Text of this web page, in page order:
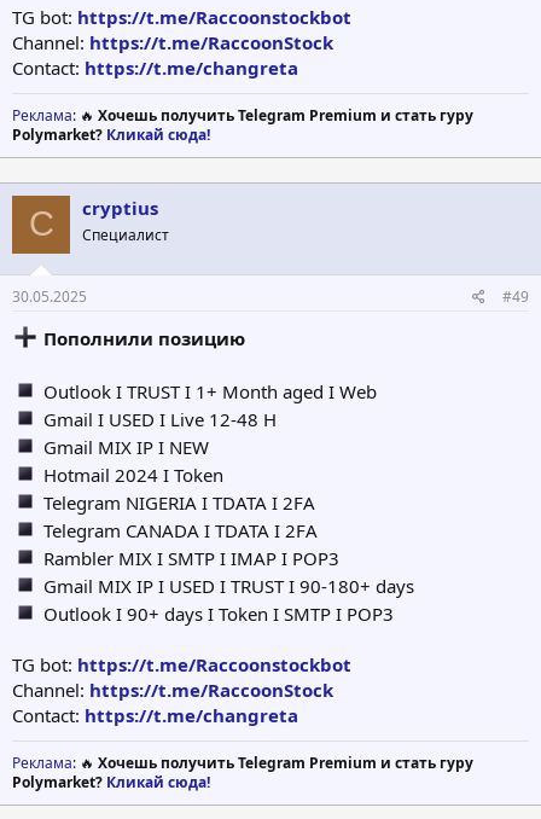
TG bot: https://t.me/Raccoonstockbot
Channel: https://t.me/RaccoonStock
Contact: https://t.me/changreta
Реклама: 🔥 Хочешь получить Telegram Premium и стать гуру
Polymarket? Кликай сюда!
C cryptius
Специалист
30.05.2025 #49
Пополнили позицию
Outlook I TRUST I 1+ Month aged I Web
Gmail I USED I Live 12-48 H
Gmail MIX IP I NEW
Hotmail 2024 I Token
Telegram NIGERIA I TDATA I 2FA
Telegram CANADA I TDATA I 2FA
Rambler MIX I SMTP I IMAP I POP3
Gmail MIX IP I USED I TRUST I 90-180+ days
Outlook I 90+ days I Token I SMTP I POP3
TG bot: https://t.me/Raccoonstockbot
Channel: https://t.me/RaccoonStock
Contact: https://t.me/changreta
Реклама: 🔥 Хочешь получить Telegram Premium и стать гуру
Polymarket? Кликай сюда!